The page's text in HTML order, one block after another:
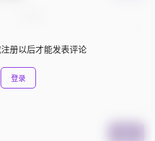
册以后才能发表评论
登录